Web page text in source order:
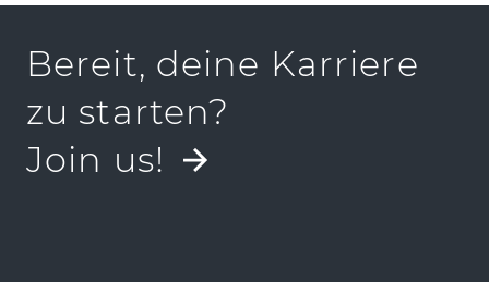
Bereit, deine Karriere
zu starten?
Join us!